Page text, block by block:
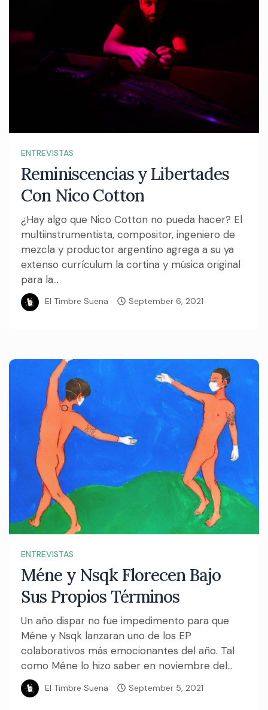
ENTREVISTAS
Reminiscencias y Libertades
Con Nico Cotton
¿Hay algo que Nico Cotton no pueda hacer? El
multiinstrumentista, compositor, ingeniero de
mezcla y productor argentino agrega a su ya
extenso currículum la cortina y música original
para la...
El Timbre Suena September 6, 2021
ENTREVISTAS
Méne y Nsqk Florecen Bajo
Sus Propios Términos
Un año dispar no fue impedimento para que
Méne y Nsqk lanzaran uno de los EP
colaborativos más emocionantes del año. Tal
como Méne lo hizo saber en noviembre del...
El Timbre Suena September 5, 2021